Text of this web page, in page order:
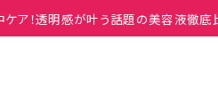
ア！透明感が叶う話題の美容液徹底